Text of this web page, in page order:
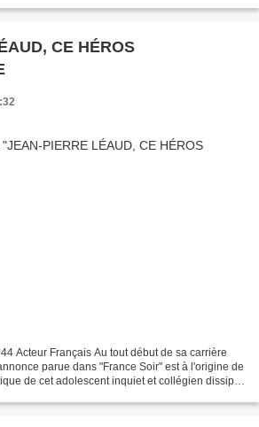
CE HÉROS
Acteur Français Au tout début de sa carrière
parue dans "France Soir" est à l'origine de
de cet adolescent inquiet et collégien dissipé